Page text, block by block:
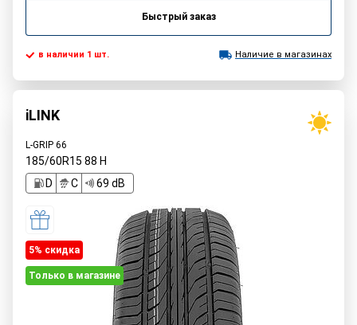
Быстрый заказ
в наличии 1 шт. Наличие в магазинах
iLINK
L-GRIP 66
185/60R15 88 H
D
C 69 dB
5% cкидка
Только в магазине